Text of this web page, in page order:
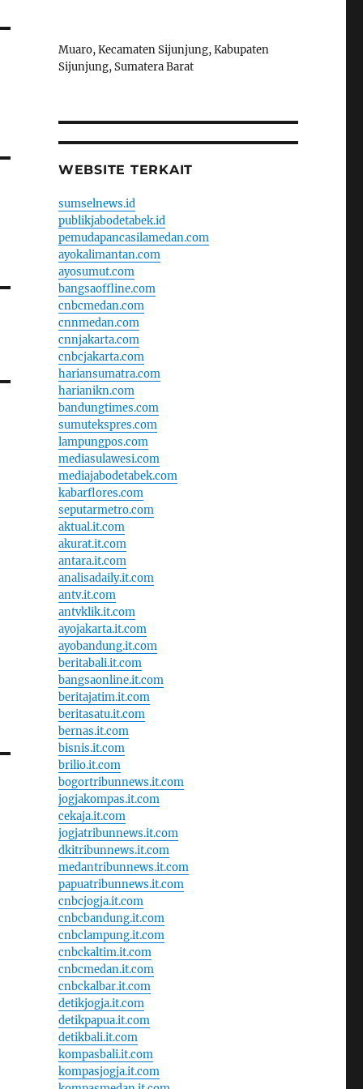
Muaro, Kecamaten Sijunjung, Kabupaten
Sijunjung, Sumatera Barat
WEBSITE TERKAIT
sumselnews.id
publikjabodetabek.id
pemudapancasilamedan.com
ayokalimantan.com
ayosumut.com
bangsaoffline.com
cnbcmedan.com
cnnmedan.com
cnnjakarta.com
cnbcjakarta.com
hariansumatra.com
harianikn.com
bandungtimes.com
sumutekspres.com
lampungpos.com
mediasulawesi.com
mediajabodetabek.com
kabarflores.com
seputarmetro.com
aktual.it.com
akurat.it.com
antara.it.com
analisadaily.it.com
antv.it.com
antvklik.it.com
ayojakarta.it.com
ayobandung.it.com
beritabali.it.com
bangsaonline.it.com
beritajatim.it.com
beritasatu.it.com
bernas.it.com
bisnis.it.com
brilio.it.com
bogortribunnews.it.com
jogjakompas.it.com
cekaja.it.com
jogjatribunnews.it.com
dkitribunnews.it.com
medantribunnews.it.com
papuatribunnews.it.com
cnbcjogja.it.com
cnbcbandung.it.com
cnbclampung.it.com
cnbckaltim.it.com
cnbcmedan.it.com
cnbckalbar.it.com
detikjogja.it.com
detikpapua.it.com
detikbali.it.com
kompasbali.it.com
kompasjogja.it.com